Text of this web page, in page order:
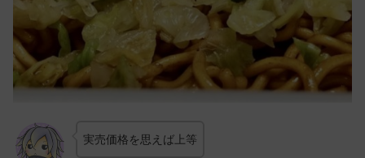
実売価格を思えば上等